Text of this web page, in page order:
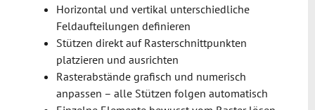
Horizontal und vertikal unterschiedliche
Feldaufteilungen definieren
Stützen direkt auf Rasterschnittpunkten
platzieren und ausrichten
Rasterabstände grafisch und numerisch
anpassen – alle Stützen folgen automatisch